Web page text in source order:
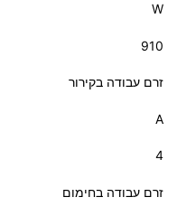
W
910
זרם עבודה בקירור
A
4
זרם עבודה בחימום